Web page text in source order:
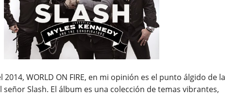
2014, WORLD ON FIRE, en mi opinión es el punto álgido de la
Slash. El álbum es una colección de temas vibrantes,